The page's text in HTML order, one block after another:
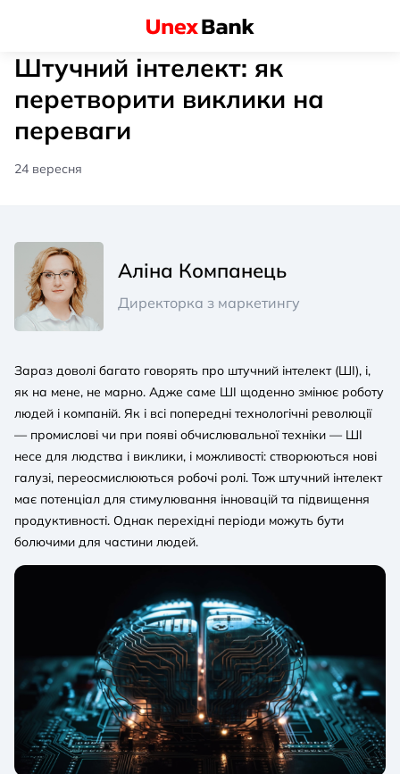
Штучний інтелект: як
перетворити виклики на
переваги
24 вересня
Аліна Компанець
Директорка з маркетингу
Зараз доволі багато говорять про штучний інтелект (ШІ), і,
як на мене, не марно. Адже саме ШІ щоденно змінює роботу
людей і компаній. Як і всі попередні технологічні революції
— промислові чи при появі обчислювальної техніки — ШІ
несе для людства і виклики, і можливості: створюються нові
галузі, переосмислюються робочі ролі. Тож штучний інтелект
має потенціал для стимулювання інновацій та підвищення
продуктивності. Однак перехідні періоди можуть бути
болючими для частини людей.